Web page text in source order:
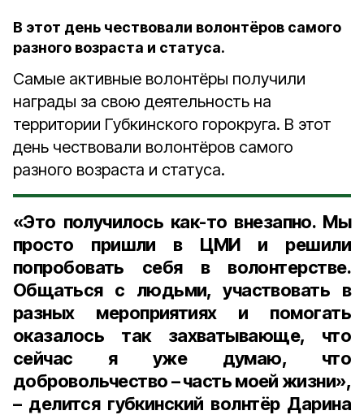
В этот день чествовали волонтёров самого
разного возраста и статуса.
Самые активные волонтёры получили
награды за свою деятельность на
территории Губкинского горокруга. В этот
день чествовали волонтёров самого
разного возраста и статуса.
«Это получилось как-то внезапно. Мы
просто пришли в ЦМИ и решили
попробовать себя в волонтерстве.
Общаться с людьми, участвовать в
разных мероприятиях и помогать
оказалось так захватывающе, что
сейчас я уже думаю, что
добровольчество – часть моей жизни»,
– делится губкинский волнтёр Дарина